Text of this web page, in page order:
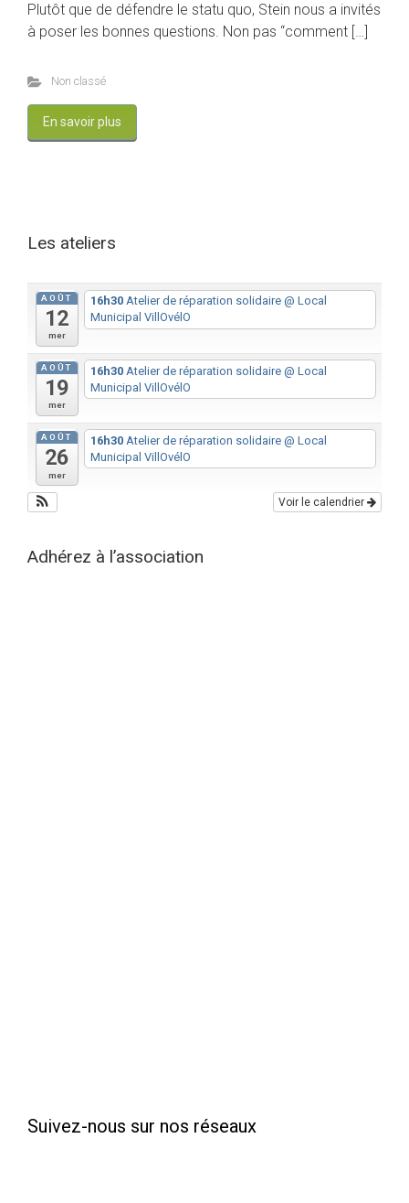
Plutôt que de défendre le statu quo, Stein nous a invités
à poser les bonnes questions. Non pas “comment […]
Non classé
En savoir plus
Les ateliers
AOÛT
12
mer
16h30 Atelier de réparation solidaire @ Local
Municipal VillOvélO
AOÛT
19
mer
16h30 Atelier de réparation solidaire @ Local
Municipal VillOvélO
AOÛT
26
mer
16h30 Atelier de réparation solidaire @ Local
Municipal VillOvélO
Voir le calendrier
Adhérez à l’association
Suivez-nous sur nos réseaux